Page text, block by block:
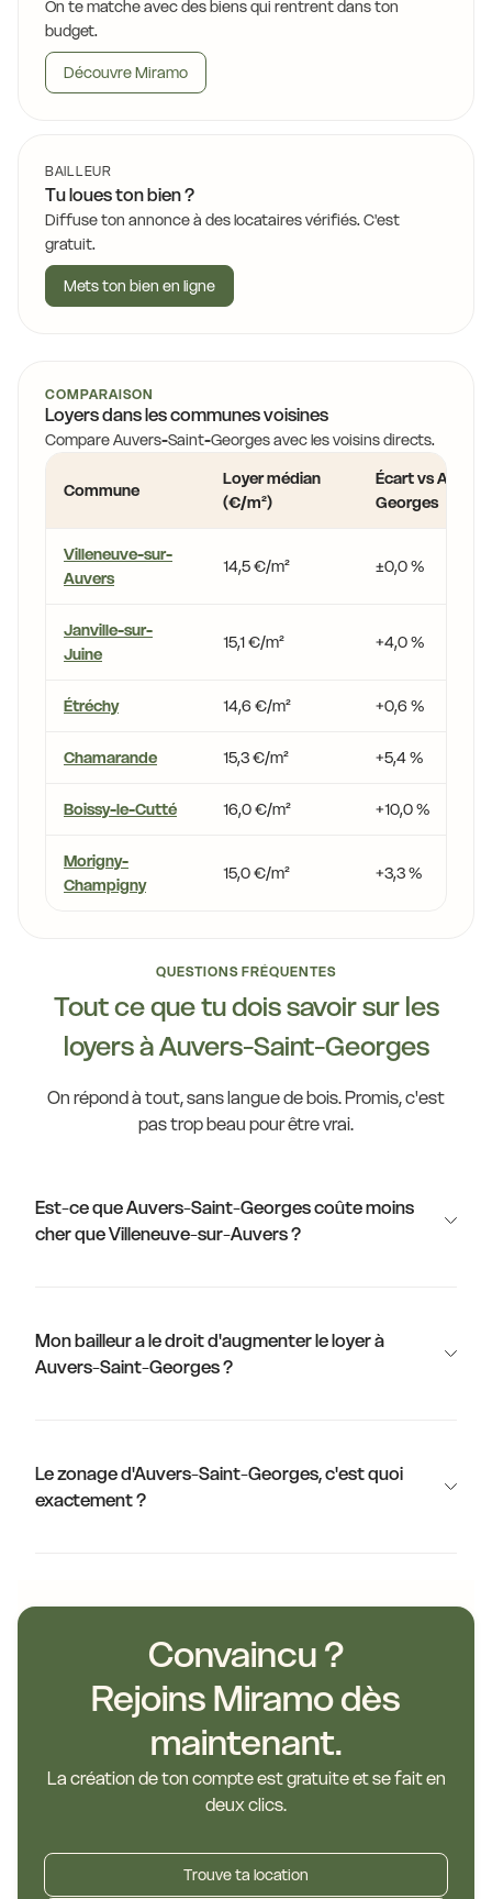
On te matche avec des biens qui rentrent dans ton
budget.
Découvre Miramo
BAILLEUR
Tu loues ton bien ?
Diffuse ton annonce à des locataires vérifiés. C'est
gratuit.
Mets ton bien en ligne
COMPARAISON
Loyers dans les communes voisines
Compare Auvers-Saint-Georges avec les voisins directs.
Commune
Loyer médian
(€/m²)
Écart vs
Georges
Villeneuve-sur-
Auvers
14,5 €/m² ±0,0 %
Janville-sur-
Juine
15,1 €/m² +4,0 %
Étréchy 14,6 €/m² +0,6 %
Chamarande 15,3 €/m² +5,4 %
Boissy-le-Cutté 16,0 €/m² +10,0 %
Morigny-
Champigny
15,0 €/m² +3,3 %
QUESTIONS FRÉQUENTES
Tout ce que tu dois savoir sur les
loyers à Auvers-Saint-Georges
On répond à tout, sans langue de bois. Promis, c'est
pas trop beau pour être vrai.
Est-ce que Auvers-Saint-Georges coûte moins
cher que Villeneuve-sur-Auvers ?
Mon bailleur a le droit d'augmenter le loyer à
Auvers-Saint-Georges ?
Le zonage d'Auvers-Saint-Georges, c'est quoi
exactement ?
Convaincu ?
Rejoins Miramo dès
maintenant.
La création de ton compte est gratuite et se fait en
deux clics.
Trouve ta location